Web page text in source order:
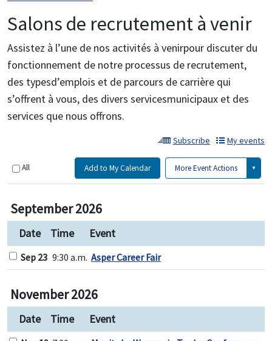
Salons de recrutement à venir
Assistez à l’une de nos activités à venirpour discuter du
fonctionnement de notre processus de recrutement,
des typesd’emplois et de parcours de carrière qui
s’offrent à vous, des divers servicesmunicipaux et des
services que nous offrons.